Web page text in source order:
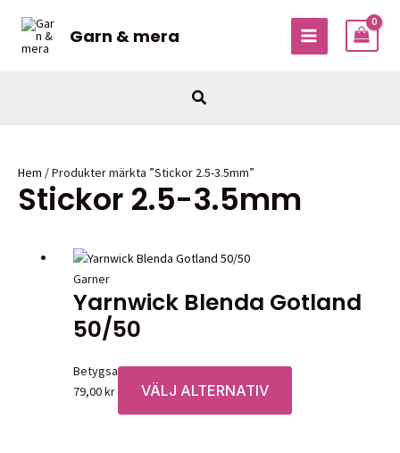
innehåll
Garn & mera
MAIN
Sök
Hem / Produkter märkta ”Stickor 2.5-3.5mm”
Stickor 2.5-3.5mm
Garner
Yarnwick Blenda Gotland
50/50
Betygsatt0av 5
79,00kr VÄLJ ALTERNATIV
här